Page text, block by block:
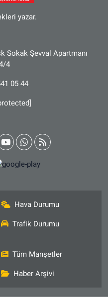
yazar.
Sokak Şevval Apartmanı
4
05 44
Hava Durumu
Trafik Durumu
Tüm Manşetler
Haber Arşivi